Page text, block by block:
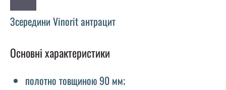
Зсередини Vinorit антрацит
Основні характеристики
полотно товщиною 90 мм;